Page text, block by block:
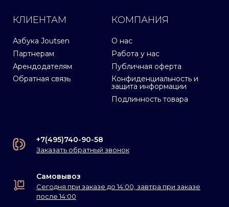
КЛИЕНТАМ
Азбука Joutsen
Партнерам
Арендодателям
Обратная связь
КОМПАНИЯ
О нас
Работа у нас
Публичная оферта
Конфиденциальность и
защита информации
Подлинность товара
+7(495)740-90-58
Заказать обратный звонок
Самовывоз
Сегодня при заказе до 14:00, завтра при заказе
после 14:00